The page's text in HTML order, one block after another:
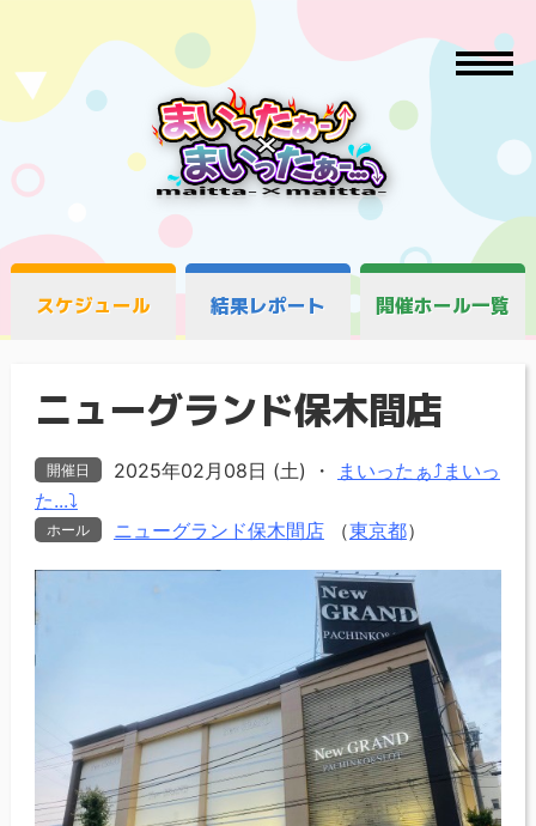
スケジュール 結果レポート 開催ホール一覧
ニューグランド保木間店
開催日 2025年02月08日 (土) ・
まいったぁ⤴まいっ
た...⤵
ホール ニューグランド保木間店（東京都）